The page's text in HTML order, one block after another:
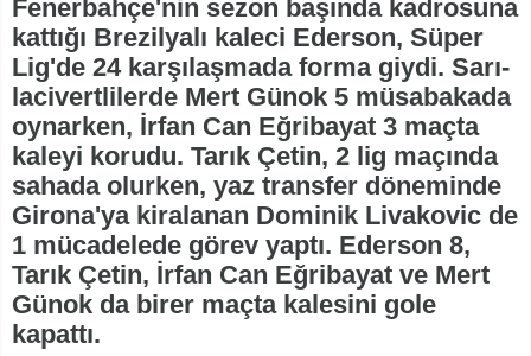
Fenerbahçe'nin sezon başında kadrosuna
kattığı Brezilyalı kaleci Ederson, Süper
Lig'de 24 karşılaşmada forma giydi. Sarı-
lacivertlilerde Mert Günok 5 müsabakada
oynarken, İrfan Can Eğribayat 3 maçta
kaleyi korudu. Tarık Çetin, 2 lig maçında
sahada olurken, yaz transfer döneminde
Girona'ya kiralanan Dominik Livakovic de
1 mücadelede görev yaptı. Ederson 8,
Tarık Çetin, İrfan Can Eğribayat ve Mert
Günok da birer maçta kalesini gole
kapattı.